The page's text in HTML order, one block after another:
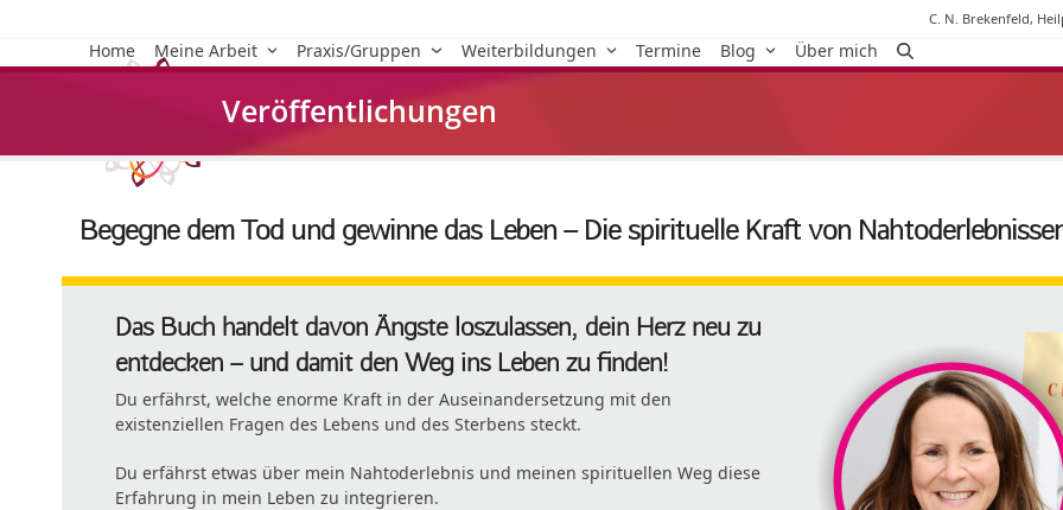
content
C. N. Brekenfeld,
Home Meine Arbeit Praxis/Gruppen Weiterbildungen Termine Blog Über mich
Veröffentlichungen
Begegne dem Tod und gewinne das Leben – Die spirituelle Kraft von
Das Buch handelt davon Ängste loszulassen, dein Herz neu zu
entdecken – und damit den Weg ins Leben zu finden!
Du erfährst, welche enorme Kraft in der Auseinandersetzung mit den
existenziellen Fragen des Lebens und des Sterbens steckt.
Du erfährst etwas über mein Nahtoderlebnis und meinen spirituellen Weg diese
Erfahrung in mein Leben zu integrieren.